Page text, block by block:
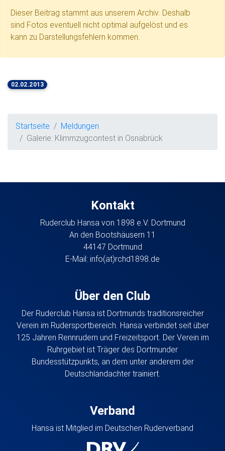
Dieser Beitrag stammt aus unserem Archiv. Deshalb
sind Fotos eventuell nicht optimal aufgelöst und es
kann zu Darstellungsfehlern kommen.
02.02.2013
Startseite
Meldungen
Galerie: Klimmzugcontest in Osnabrück
Kontakt
Ruderclub Hansa von 1898 e.V. Dortmund
An den Bootshäusern 11
44147 Dortmund
E-Mail: info(at)rchd1898.de
Über den Club
Der Ruderclub Hansa ist Dortmunds traditionsreicher
Verein im Rudersportbereich. Hansa verbindet seit über
125 Jahren Rennrudern und Freizeitsport. Der Verein im
Ruhrgebiet ist Träger des Dortmunder
Bundesstützpunkts, an dem unter anderem der
Deutschlandachter trainiert.
Verband
Hansa ist Mitglied im Deutschen Ruderverband